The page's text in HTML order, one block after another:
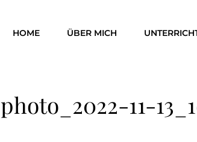
HOME ÜBER MICH
photo_2022-11-